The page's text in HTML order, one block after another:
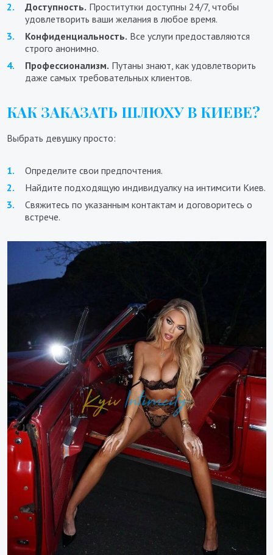
Доступность. Проститутки доступны 24/7, чтобы
удовлетворить ваши желания в любое время.
Конфиденциальность. Все услуги предоставляются
строго анонимно.
Профессионализм. Путаны знают, как удовлетворить
даже самых требовательных клиентов.
КАК ЗАКАЗАТЬ ШЛЮХУ В КИЕВЕ?
Выбрать девушку просто:
Определите свои предпочтения.
Найдите подходящую индивидуалку на интимсити Киев.
Свяжитесь по указанным контактам и договоритесь о
встрече.